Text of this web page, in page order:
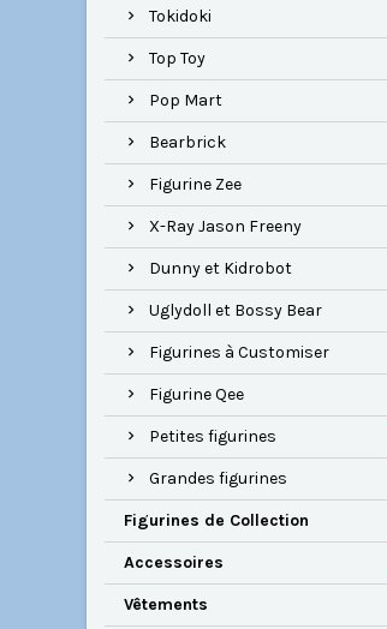
Tokidoki
Top Toy
Pop Mart
Bearbrick
Figurine Zee
X-Ray Jason Freeny
Dunny et Kidrobot
Uglydoll et Bossy Bear
Figurines à Customiser
Figurine Qee
Petites figurines
Grandes figurines
Figurines de Collection
Accessoires
Vêtements